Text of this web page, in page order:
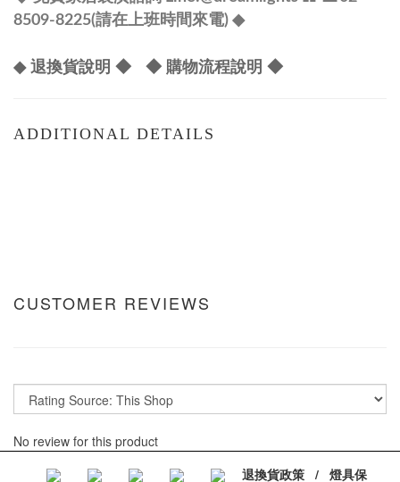
8509-8225(請在上班時間來電) ◆
◆ 退換貨說明 ◆ ◆ 購物流程說明 ◆
ADDITIONAL DETAILS
CUSTOMER REVIEWS
No review for this product
退換貨政策 / 燈具保